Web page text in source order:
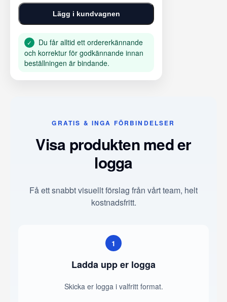
Lägg i kundvagnen
✓
Du får alltid ett ordererkännande
och korrektur för godkännande innan
beställningen är bindande.
GRATIS & INGA FÖRBINDELSER
Visa produkten med er
logga
Få ett snabbt visuellt förslag från vårt team, helt
kostnadsfritt.
1
Ladda upp er logga
Skicka er logga i valfritt format.